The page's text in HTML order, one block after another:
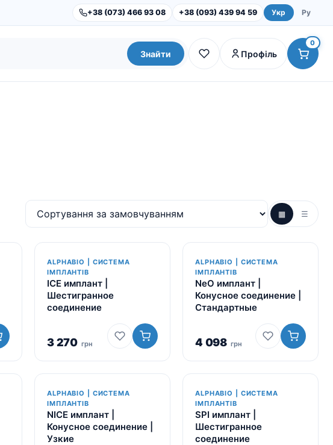
+38 (073) 466 93 08 +38 (093) 439 94 59 Укр Ру
Dental Studio |
Інструменти та набори
Обладнання
Знайти Профіль
0
▦ ☰
ALPHABIO | СИСТЕМА
ІМПЛАНТІВ
ICE имплант |
Шестигранное
соединение
3 270 грн
ALPHABIO | СИСТЕМА
ІМПЛАНТІВ
NeO имплант |
Конусное соединение |
Стандартные
4 098 грн
ALPHABIO | СИСТЕМА
ІМПЛАНТІВ
NICE имплант |
Конусное соединение |
Узкие
ALPHABIO | СИСТЕМА
ІМПЛАНТІВ
SPI имплант |
Шестигранное
соединение